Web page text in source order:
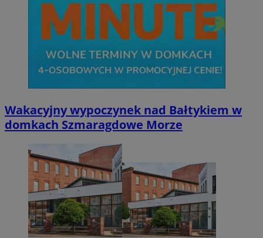
Wakacyjny wypoczynek nad Bałtykiem w
domkach Szmaragdowe Morze